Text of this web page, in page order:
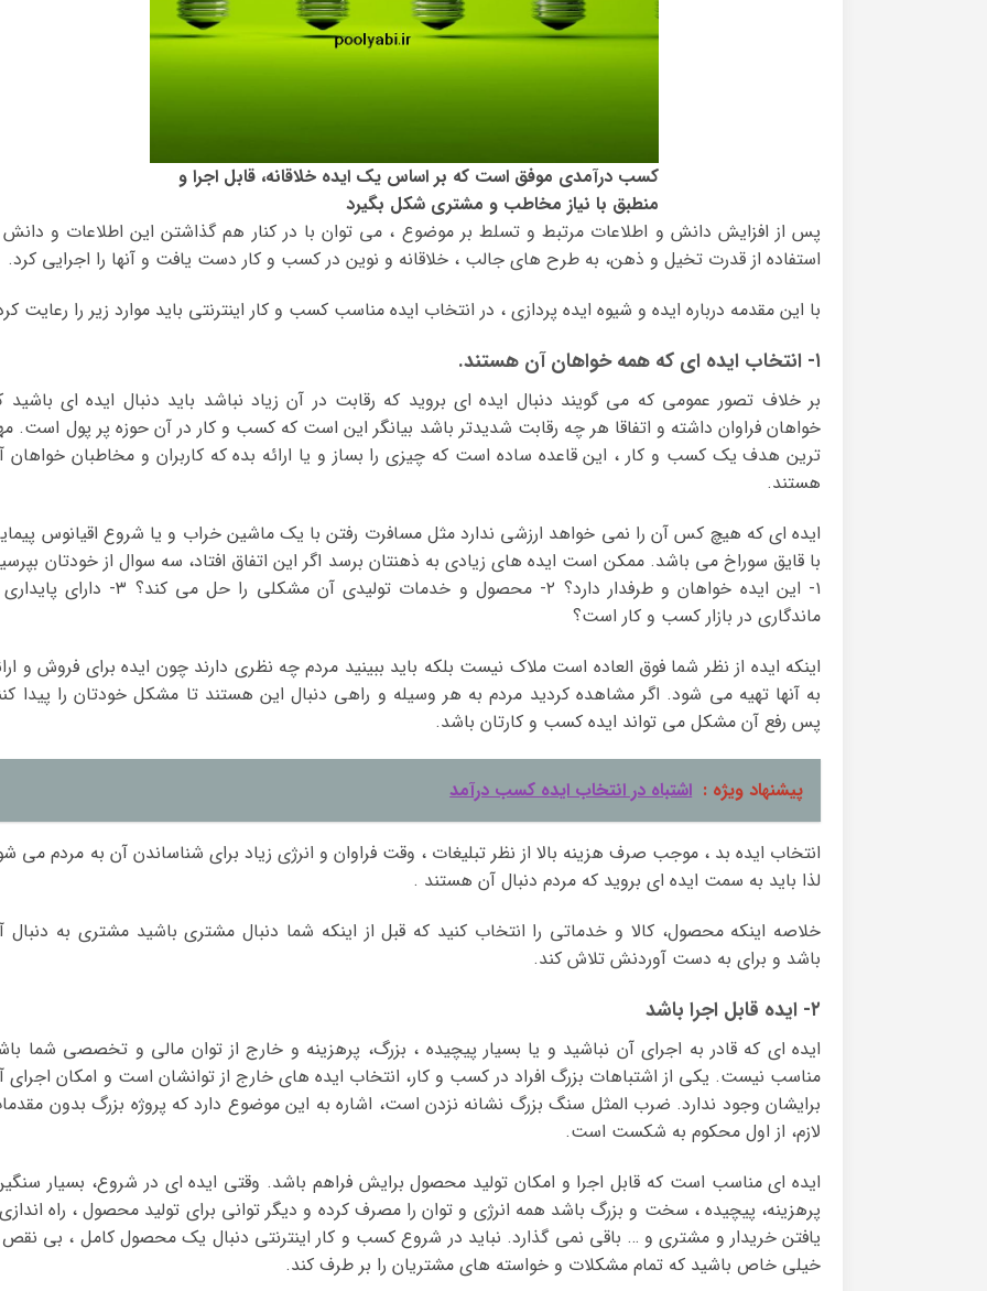
کسب درآمدی موفق است که بر اساس یک ایده خلاقانه، قابل اجرا و
منطبق با نیاز مخاطب و مشتری شکل بگیرد
پس از افزایش دانش و اطلاعات مرتبط و تسلط بر موضوع ، می توان با در کنار هم گذاشتن این اطلاعات و
استفاده از قدرت تخیل و ذهن، به طرح های جالب ، خلاقانه و نوین در کسب و کار دست یافت و آنها را اجرایی کرد.
با این مقدمه درباره ایده و شیوه ایده پردازی ، در انتخاب ایده مناسب کسب و کار اینترنتی باید موارد زیر را رعایت
۱- انتخاب ایده ای که همه خواهان آن هستند.
بر خلاف تصور عمومی که می گویند دنبال ایده ای بروید که رقابت در آن زیاد نباشد باید دنبال ایده ای باشید
خواهان فراوان داشته و اتفاقا هر چه رقابت شدیدتر باشد بیانگر این است که کسب و کار در آن حوزه پر پول است.
ترین هدف یک کسب و کار ، این قاعده ساده است که چیزی را بساز و یا ارائه بده که کاربران و مخاطبان خواهان
هستند.
ایده ای که هیچ کس آن را نمی خواهد ارزشی ندارد مثل مسافرت رفتن با یک ماشین خراب و یا شروع اقیانوس
با قایق سوراخ می باشد. ممکن است ایده های زیادی به ذهنتان برسد اگر این اتفاق افتاد، سه سوال از خودتان
۱- این ایده خواهان و طرفدار دارد؟ ۲- محصول و خدمات تولیدی آن مشکلی را حل می کند؟ ۳-
ماندگاری در بازار کسب و کار است؟
اینکه ایده از نظر شما فوق العاده است ملاک نیست بلکه باید ببینید مردم چه نظری دارند چون ایده برای فروش و
به آنها تهیه می شود. اگر مشاهده کردید مردم به هر وسیله و راهی دنبال این هستند تا مشکل خودتان را پیدا
پس رفع آن مشکل می تواند ایده کسب و کارتان باشد.
پیشنهاد ویژه : اشتباه در انتخاب ایده کسب درآمد
انتخاب ایده بد ، موجب صرف هزینه بالا از نظر تبلیغات ، وقت فراوان و انرژی زیاد برای شناساندن آن به مردم می
لذا باید به سمت ایده ای بروید که مردم دنبال آن هستند .
خلاصه اینکه محصول، کالا و خدماتی را انتخاب کنید که قبل از اینکه شما دنبال مشتری باشید مشتری به دنبال
باشد و برای به دست آوردنش تلاش کند.
۲- ایده قابل اجرا باشد
ایده ای که قادر به اجرای آن نباشید و یا بسیار پیچیده ، بزرگ، پرهزینه و خارج از توان مالی و تخصصی شما
مناسب نیست. یکی از اشتباهات بزرگ افراد در کسب و کار، انتخاب ایده های خارج از توانشان است و امکان اجرای
برایشان وجود ندارد. ضرب المثل سنگ بزرگ نشانه نزدن است، اشاره به این موضوع دارد که پروژه بزرگ بدون
لازم، از اول محکوم به شکست است.
ایده ای مناسب است که قابل اجرا و امکان تولید محصول برایش فراهم باشد. وقتی ایده ای در شروع، بسیار
پرهزینه، پیچیده ، سخت و بزرگ باشد همه انرژی و توان را مصرف کرده و دیگر توانی برای تولید محصول ، راه
یافتن خریدار و مشتری و … باقی نمی گذارد. نباید در شروع کسب و کار اینترنتی دنبال یک محصول کامل ، بی
خیلی خاص باشید که تمام مشکلات و خواسته های مشتریان را بر طرف کند.